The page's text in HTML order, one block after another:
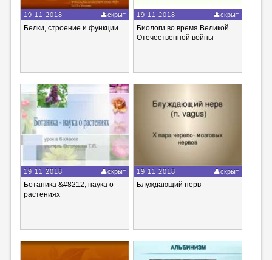
19.11.2018 скрыт
Белки, строение и функции
19.11.2018 скрыт
Биологи во время Великой
Отечественной войны
19.11.2018 скрыт
Ботаника &#8212; наука о
растениях
19.11.2018 скрыт
Блуждающий нерв